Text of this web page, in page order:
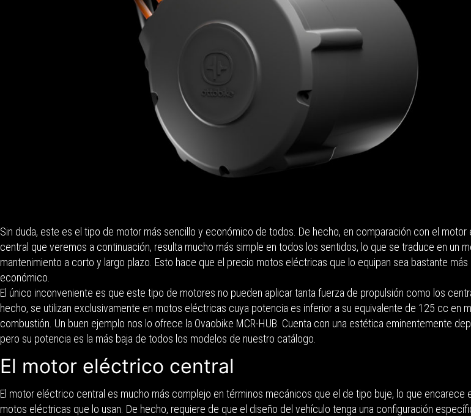
Sin duda, este es el tipo de motor más sencillo y económico de todos. De hecho, en comparación con el motor
central que veremos a continuación, resulta mucho más simple en todos los sentidos, lo que se traduce en un
mantenimiento a corto y largo plazo. Esto hace que el precio motos eléctricas que lo equipan sea bastante más
económico.
El único inconveniente es que este tipo de motores no pueden aplicar tanta fuerza de propulsión como los
hecho, se utilizan exclusivamente en motos eléctricas cuya potencia es inferior a su equivalente de 125 cc en
combustión. Un buen ejemplo nos lo ofrece la Ovaobike MCR-HUB. Cuenta con una estética eminentemente
pero su potencia es la más baja de todos los modelos de nuestro catálogo.
El motor eléctrico central
El motor eléctrico central es mucho más complejo en términos mecánicos que el de tipo buje, lo que encarece
motos eléctricas que lo usan. De hecho, requiere de que el diseño del vehículo tenga una configuración